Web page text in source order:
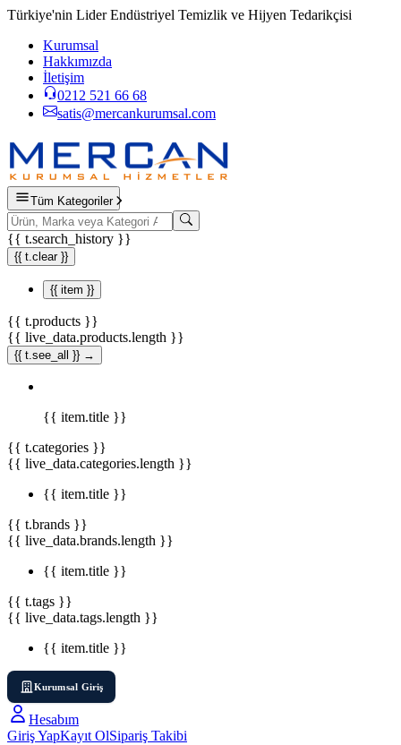
Türkiye'nin Lider Endüstriyel Temizlik ve Hijyen Tedarikçisi
Kurumsal
Hakkımızda
İletişim
0212 521 66 68
satis@mercankurumsal.com
Tüm Kategoriler
{{ t.search_history }}
{{ t.clear }}
{{ item }}
{{ t.products }}
{{ live_data.products.length }}
{{ t.see_all }} →
{{ item.title }}
{{ t.categories }}
{{ live_data.categories.length }}
{{ item.title }}
{{ t.brands }}
{{ live_data.brands.length }}
{{ item.title }}
{{ t.tags }}
{{ live_data.tags.length }}
{{ item.title }}
Kurumsal Giriş
Hesabım
Giriş YapKayıt OlSipariş Takibi